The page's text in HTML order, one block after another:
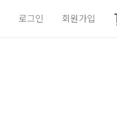
로그인 회원가입